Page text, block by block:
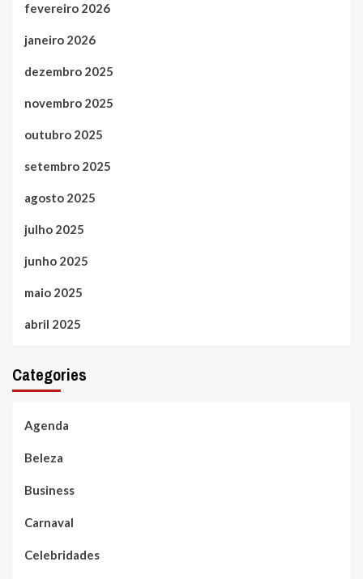
fevereiro 2026
janeiro 2026
dezembro 2025
novembro 2025
outubro 2025
setembro 2025
agosto 2025
julho 2025
junho 2025
maio 2025
abril 2025
Categories
Agenda
Beleza
Business
Carnaval
Celebridades